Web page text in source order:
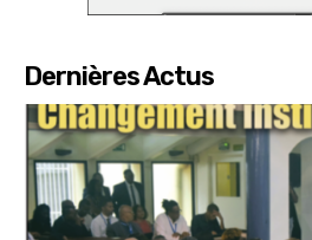
Dernières Actus